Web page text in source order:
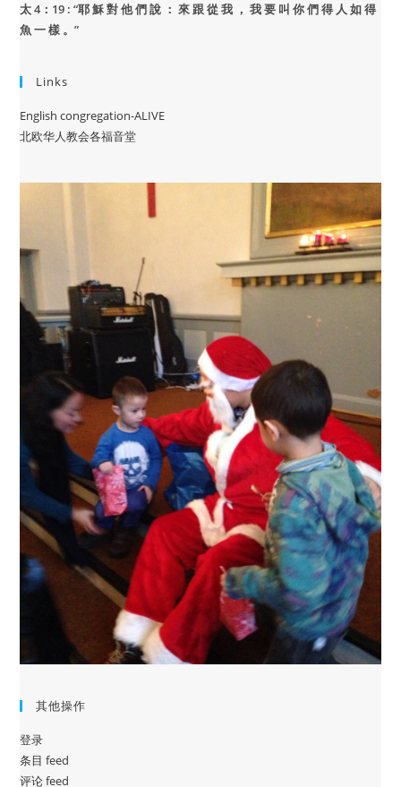
太 4：19 : “耶 穌 對 他 們 說 ： 來 跟 從 我 ， 我 要 叫 你 們 得 人 如 得
魚 一 樣 。”
Links
English congregation-ALIVE
北欧华人教会各福音堂
其他操作
登录
条目 feed
评论 feed